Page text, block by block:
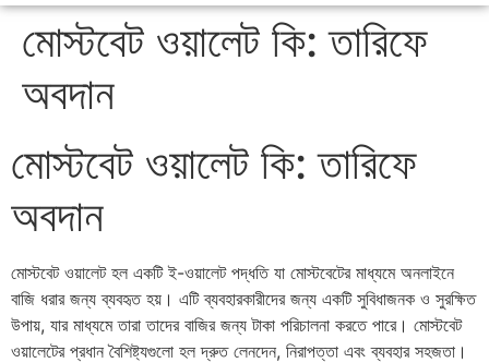
মোস্টবেট ওয়ালেট কি: তারিফে
অবদান
মোস্টবেট ওয়ালেট কি: তারিফে
অবদান
মোস্টবেট ওয়ালেট হল একটি ই-ওয়ালেট পদ্ধতি যা মোস্টবেটের মাধ্যমে অনলাইনে
বাজি ধরার জন্য ব্যবহৃত হয়। এটি ব্যবহারকারীদের জন্য একটি সুবিধাজনক ও সুরক্ষিত
উপায়, যার মাধ্যমে তারা তাদের বাজির জন্য টাকা পরিচালনা করতে পারে। মোস্টবেট
ওয়ালেটের প্রধান বৈশিষ্ট্যগুলো হল দ্রুত লেনদেন, নিরাপত্তা এবং ব্যবহার সহজতা।